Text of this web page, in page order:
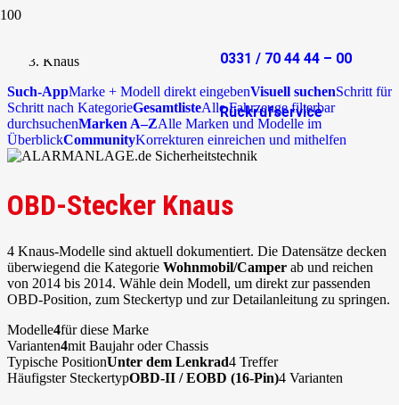
0331 / 70 44 44 – 00
Rückrufservice
Knaus
Such-AppMarke + Modell direkt eingebenVisuell suchenSchritt für
Schritt nach KategorieGesamtlisteAlle Fahrzeuge filterbar
durchsuchenMarken A–ZAlle Marken und Modelle im
ÜberblickCommunityKorrekturen einreichen und mithelfen
OBD-Stecker Knaus
4 Knaus-Modelle sind aktuell dokumentiert. Die Datensätze decken
überwiegend die Kategorie Wohnmobil/Camper ab und reichen
von 2014 bis 2014. Wähle dein Modell, um direkt zur passenden
OBD-Position, zum Steckertyp und zur Detailanleitung zu springen.
Modelle4für diese Marke
Varianten4mit Baujahr oder Chassis
Typische PositionUnter dem Lenkrad4 Treffer
Häufigster SteckertypOBD-II / EOBD (16-Pin)4 Varianten